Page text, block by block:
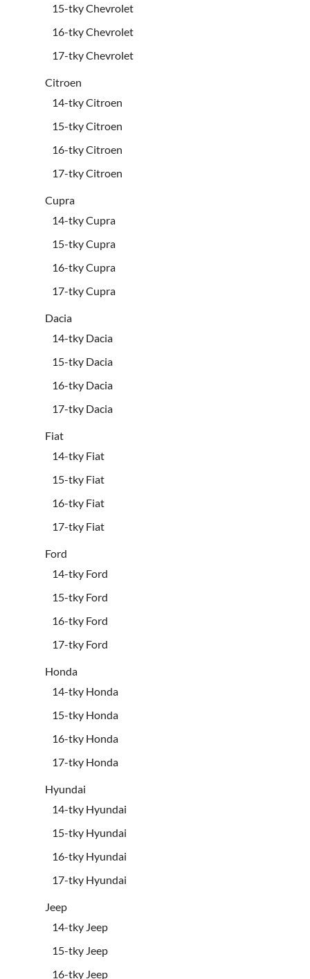
15-tky Chevrolet
16-tky Chevrolet
17-tky Chevrolet
Citroen
14-tky Citroen
15-tky Citroen
16-tky Citroen
17-tky Citroen
Cupra
14-tky Cupra
15-tky Cupra
16-tky Cupra
17-tky Cupra
Dacia
14-tky Dacia
15-tky Dacia
16-tky Dacia
17-tky Dacia
Fiat
14-tky Fiat
15-tky Fiat
16-tky Fiat
17-tky Fiat
Ford
14-tky Ford
15-tky Ford
16-tky Ford
17-tky Ford
Honda
14-tky Honda
15-tky Honda
16-tky Honda
17-tky Honda
Hyundai
14-tky Hyundai
15-tky Hyundai
16-tky Hyundai
17-tky Hyundai
Jeep
14-tky Jeep
15-tky Jeep
16-tky Jeep